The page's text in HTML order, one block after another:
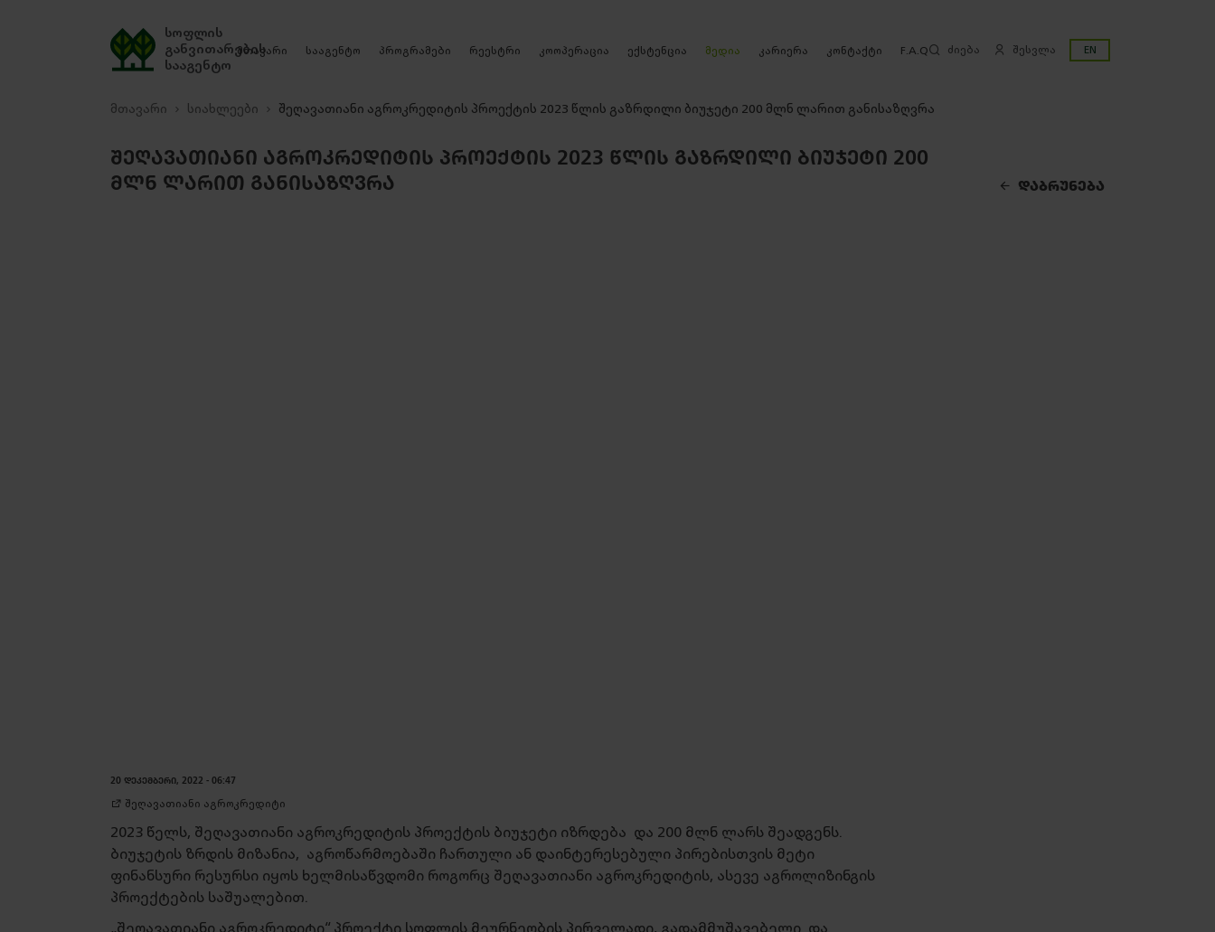
სოფლის
განვითარების
სააგენტო
მთავარი სააგენტო პროგრამები რეესტრი კოოპერაცია ექსტენცია მედია კარიერა კონტაქტი F.A.Q ძიება შესვლა EN
მთავარი სიახლეები შეღავათიანი აგროკრედიტის პროექტის 2023 წლის გაზრდილი ბიუჯეტი 200 მლნ ლარით განისაზღვრა
ᲨᲔᲦᲐᲕᲐᲗᲘᲐᲜᲘ ᲐᲒᲠᲝᲙᲠᲔᲓᲘᲢᲘᲡ ᲞᲠᲝᲔᲥᲢᲘᲡ 2023 ᲬᲚᲘᲡ ᲒᲐᲖᲠᲓᲘᲚᲘ ᲑᲘᲣᲯᲔᲢᲘ 200
ᲛᲚᲜ ᲚᲐᲠᲘᲗ ᲒᲐᲜᲘᲡᲐᲖᲦᲕᲠᲐ
ᲓᲐᲑᲠᲣᲜᲔᲑᲐ
20 ᲓᲔᲙᲔᲛᲑᲔᲠᲘ, 2022 - 06:47
შეღავათიანი აგროკრედიტი
2023 წელს, შეღავათიანი აგროკრედიტის პროექტის ბიუჯეტი იზრდება და 200 მლნ ლარს შეადგენს.
ბიუჯეტის ზრდის მიზანია, აგროწარმოებაში ჩართული ან დაინტერესებული პირებისთვის მეტი
ფინანსური რესურსი იყოს ხელმისაწვდომი როგორც შეღავათიანი აგროკრედიტის, ასევე აგროლიზინგის
პროექტების საშუალებით.
„შეღავათიანი აგროკრედიტი“ პროექტი სოფლის მეურნეობის პირველადი, გადამმუშავებელი და